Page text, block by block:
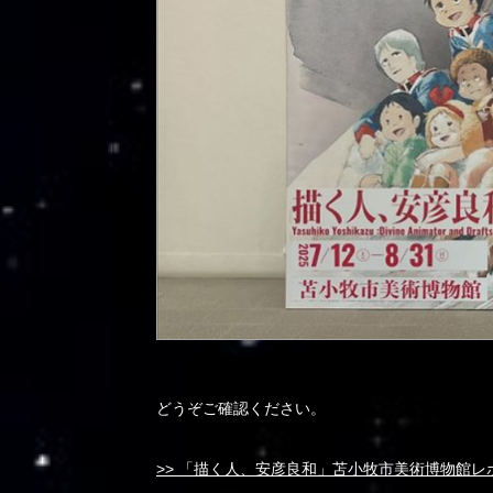
どうぞご確認ください。
>> 「描く人、安彦良和」苫小牧市美術博物館レ